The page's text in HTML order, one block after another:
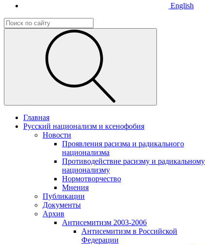
English
Главная
Русский национализм и ксенофобия
Новости
Проявления расизма и радикального
национализма
Противодействие расизму и радикальному
национализму
Нормотворчество
Мнения
Публикации
Документы
Архив
Антисемитизм 2003-2006
Антисемитизм в Российской
Федерации